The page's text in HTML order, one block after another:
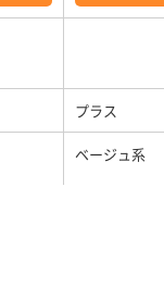
プラス
ベージュ系